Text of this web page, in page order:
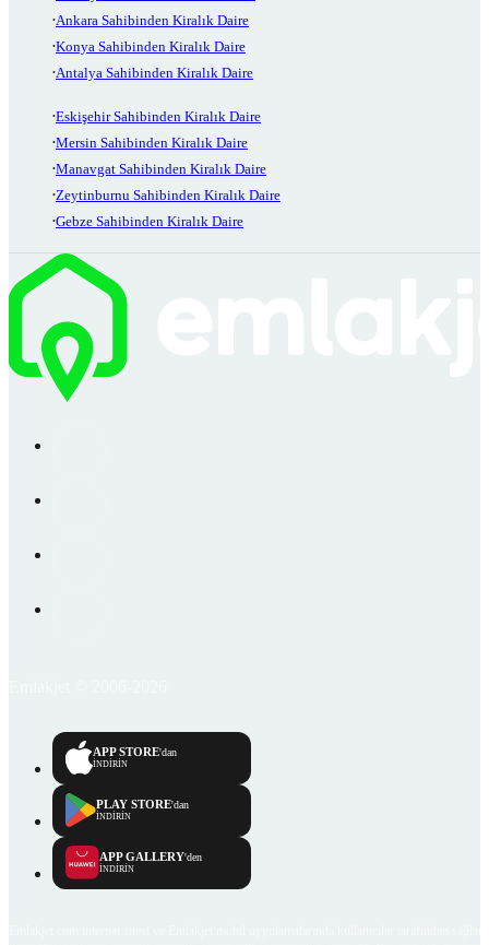
Ankara Sahibinden Kiralık Daire
Konya Sahibinden Kiralık Daire
Antalya Sahibinden Kiralık Daire
Eskişehir Sahibinden Kiralık Daire
Mersin Sahibinden Kiralık Daire
Manavgat Sahibinden Kiralık Daire
Zeytinburnu Sahibinden Kiralık Daire
Gebze Sahibinden Kiralık Daire
APP STORE'dan
İNDİRİN
PLAY STORE'dan
İNDİRİN
APP GALLERY'den
İNDİRİN